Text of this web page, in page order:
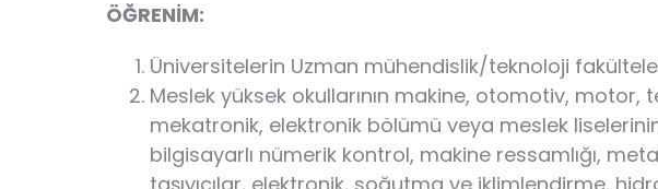
ÖĞRENİM:
Üniversitelerin Uzman mühendislik/teknoloji
Meslek yüksek okullarının makine, otomotiv,
mekatronik, elektronik bölümü veya meslek
bilgisayarlı nümerik kontrol, makine ressamlığı,